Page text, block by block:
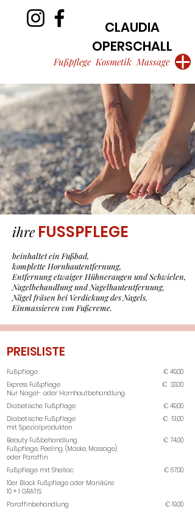
CLAUDIA
OPERSCHALL
Fußpflege Kosmetik Massage
ihre FUSSPFLEGE
beinhaltet ein Fußbad,
komplette Hornhautentfernung,
Entfernung etwaiger Hühneraugen und Schwielen,
Nagelbehandlung und Nagelhautentfernung,
Nägel fräsen bei Verdickung des Nagels,
Einmassieren von Fußcreme.
PREISLISTE
Fußpflege
Express Fußpflege
Nur Nagel- oder Hornhautbehandlung
Diabetische Fußpflege
Diabetische Fußpflege
mit Spezialprodukten
Beauty Fußbehandlung
Fußpflege, Peeling, (Maske, Massage)
oder Paraffin
Fußpflege mit Shellac
10er Block Fußpflege oder Maniküre
10 + 1 GRATIS
Paraffinbehandlung
€ 49,00
€ 33,00
€ 49,00
€ 51,00
€ 74,00
€ 67,00
€ 19,00